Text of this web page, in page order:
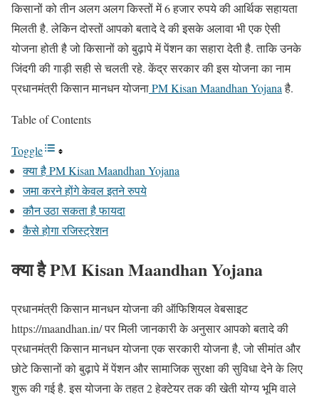
किसानों को तीन अलग अलग किस्तों में 6 हजार रुपये की आर्थिक सहायता
मिलती है. लेकिन दोस्तों आपको बतादे दे की इसके अलावा भी एक ऐसी
योजना होती है जो किसानों को बुढ़ापे में पेंशन का सहारा देती है. ताकि उनके
जिंदगी की गाड़ी सही से चलती रहे. केंद्र सरकार की इस योजना का नाम
प्रधानमंत्री किसान मानधन योजनाPM Kisan Maandhan Yojanaहै.
Table of Contents
Toggle
क्या है PM Kisan Maandhan Yojana
जमा करने होंगे केवल इतने रुपये
कौन उठा सकता है फायदा
कैसे होगा रजिस्ट्रेशन
क्या है PM Kisan Maandhan Yojana
प्रधानमंत्री किसान मानधन योजना की ऑफिशियल वेबसाइट
https://maandhan.in/ पर मिली जानकारी के अनुसार आपको बतादे की
प्रधानमंत्री किसान मानधन योजना एक सरकारी योजना है, जो सीमांत और
छोटे किसानों को बुढ़ापे में पेंशन और सामाजिक सुरक्षा की सुविधा देने के लिए
शुरू की गई है. इस योजना के तहत 2 हेक्टेयर तक की खेती योग्य भूमि वाले